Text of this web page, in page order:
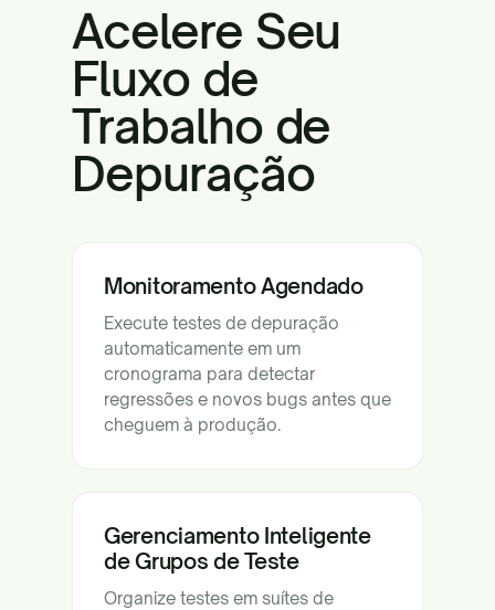
Acelere Seu
Fluxo de
Trabalho de
Depuração
Monitoramento Agendado
Execute testes de depuração
automaticamente em um
cronograma para detectar
regressões e novos bugs antes que
cheguem à produção.
Gerenciamento Inteligente
de Grupos de Teste
Organize testes em suítes de